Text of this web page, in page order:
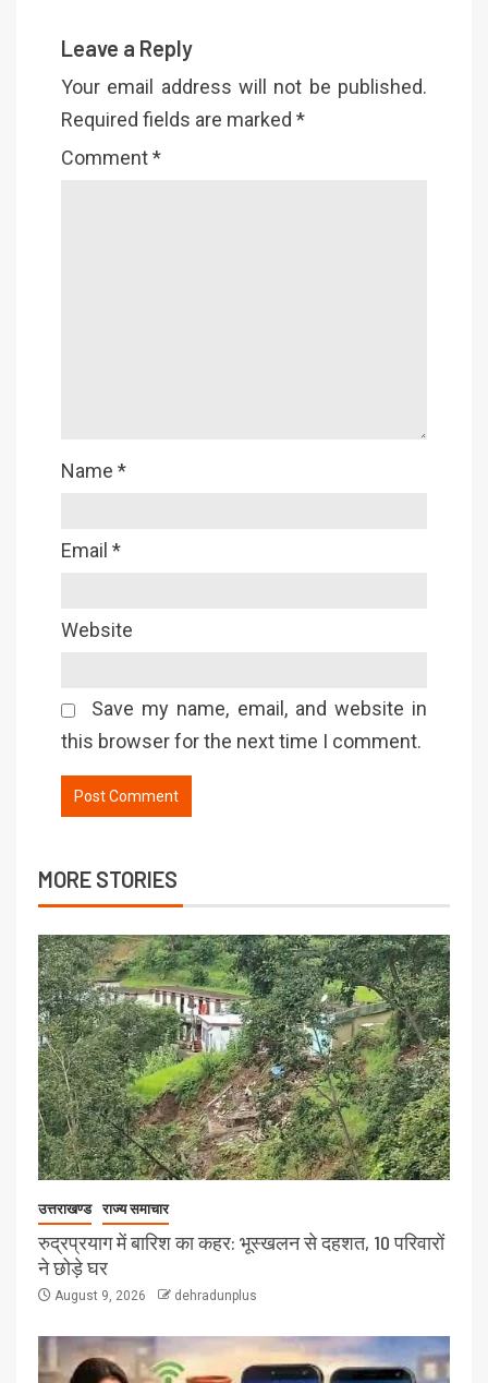
Leave a Reply
Your email address will not be published.
Required fields are marked *
Comment*
Name *
Email *
Website
Save my name, email, and website in
this browser for the next time I comment.
MORE STORIES
उत्तराखण्ड राज्य समाचार
रुद्रप्रयाग में बारिश का कहर: भूस्खलन से दहशत, 10 परिवारों
ने छोड़े घर
August 9, 2026 dehradunplus